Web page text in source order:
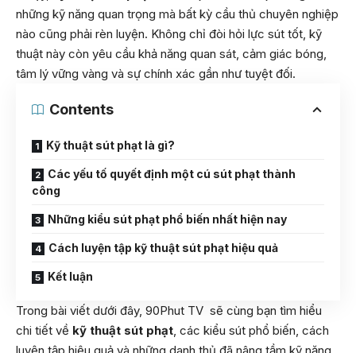
những kỹ năng quan trọng mà bất kỳ cầu thủ chuyên nghiệp
nào cũng phải rèn luyện. Không chỉ đòi hỏi lực sút tốt, kỹ
thuật này còn yêu cầu khả năng quan sát, cảm giác bóng,
tâm lý vững vàng và sự chính xác gần như tuyệt đối.
Contents
Kỹ thuật sút phạt là gì?
Các yếu tố quyết định một cú sút phạt thành
công
Những kiểu sút phạt phổ biến nhất hiện nay
Cách luyện tập kỹ thuật sút phạt hiệu quả
Kết luận
Trong bài viết dưới đây, 90Phut TV sẽ cùng bạn tìm hiểu
chi tiết về kỹ thuật sút phạt, các kiểu sút phổ biến, cách